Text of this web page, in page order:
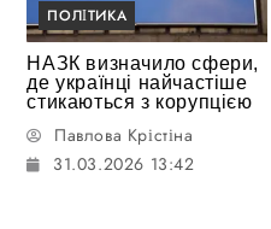
ПОЛІТИКА
НАЗК визначило сфери,
де українці найчастіше
стикаються з корупцією
Павлова Крістіна
31.03.2026 13:42